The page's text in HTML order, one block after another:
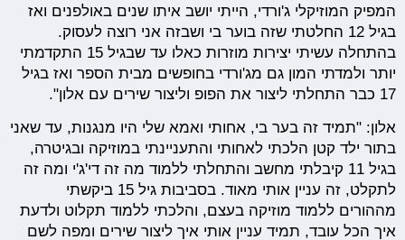
המפיק המוזיקלי ג'ורדי, הייתי יושב איתו שנים באולפנים ואז
בגיל 12 החלטתי שזה בוער בי ושבזה אני רוצה לעסוק.
בהתחלה עשיתי יצירות מוזרות כאלו עד שבגיל 15 התקדמתי
יותר ולמדתי המון גם מג'ורדי בחופשים מבית הספר ואז בגיל
17 כבר התחלתי ליצור את הפופ וליצור שירים עם אלון".
אלון: "תמיד זה בער בי, אחותי ואמא שלי היו מנגנות, עד שאני
בתור ילד קטן הלכתי לאחותי והתעניינתי במוזיקה ובגיטרה,
בגיל 11 קיבלתי מחשב והתחלתי ללמוד מה זה די'ג'י ומה זה
לתקלט, זה עניין אותי מאוד. בסביבות גיל 15 ביקשתי
מההורים ללמוד מוזיקה בעצם, והלכתי ללמוד תקלוט ולדעת
איך הכל עובד, תמיד עניין אותי איך ליצור שירים ומפה לשם